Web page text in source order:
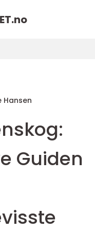
no
Hansen
Guiden